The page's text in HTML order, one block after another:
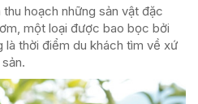
hoạch những sản vật đặc
một loại được bao bọc bởi
thời điểm du khách tìm về xứ